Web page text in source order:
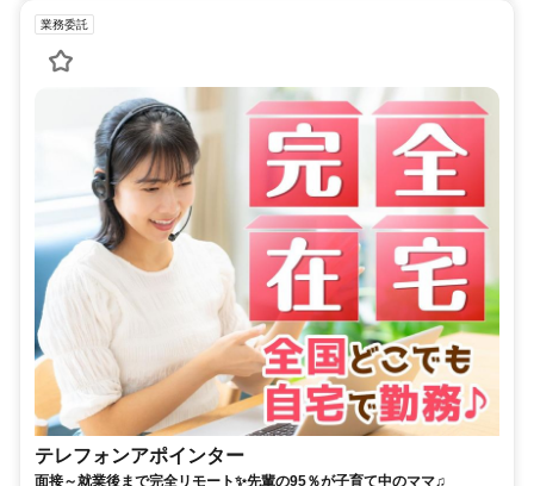
業務委託
テレフォンアポインター
面接～就業後まで完全リモート✨先輩の95％が子育て中のママ♫